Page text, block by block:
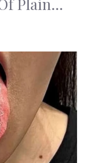
Plain...